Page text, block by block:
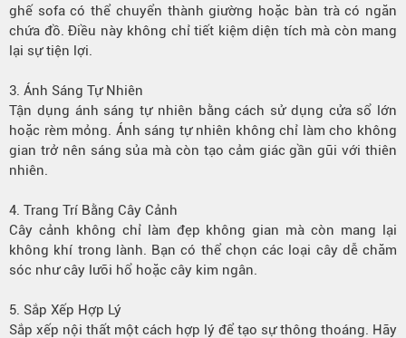
ghế sofa có thể chuyển thành giường hoặc bàn trà có ngăn
chứa đồ. Điều này không chỉ tiết kiệm diện tích mà còn mang
lại sự tiện lợi.
3. Ánh Sáng Tự Nhiên
Tận dụng ánh sáng tự nhiên bằng cách sử dụng cửa sổ lớn
hoặc rèm mỏng. Ánh sáng tự nhiên không chỉ làm cho không
gian trở nên sáng sủa mà còn tạo cảm giác gần gũi với thiên
nhiên.
4. Trang Trí Bằng Cây Cảnh
Cây cảnh không chỉ làm đẹp không gian mà còn mang lại
không khí trong lành. Bạn có thể chọn các loại cây dễ chăm
sóc như cây lưỡi hổ hoặc cây kim ngân.
5. Sắp Xếp Hợp Lý
Sắp xếp nội thất một cách hợp lý để tạo sự thông thoáng. Hãy